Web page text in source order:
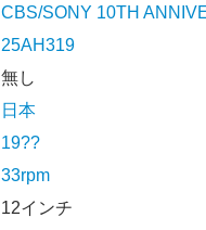
CBS/SONY 10TH
25AH319
無し
日本
19??
33rpm
12インチ